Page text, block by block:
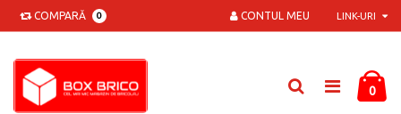
COMPARĂ 0 LINK-URI
CONTUL MEU
0